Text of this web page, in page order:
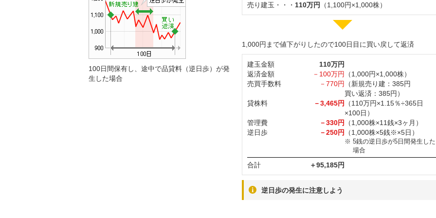
100日間保有し、途中で品貸料（逆日歩）が発
生した場合
売り建玉・・・ 110万円 （1,100円×1,000株）
1,000円まで値下がりしたので100日目に買い戻して返済
建玉金額
110万円
返済金額
－100万円
（1,000円×1,000株）
売買手数料
－770円
（新規売り建：385円
買い返済：385円）
貸株料
－3,465円
（110万円×1.15％÷365日
×100日）
管理費
－330円
（1,000株×11銭×3ヶ月）
逆日歩
－250円 （1,000株×5銭※×5日）
※ 5銭の逆日歩が5日間発生した
場合
合計 ＋95,185円
逆日歩の発生に注意しよう